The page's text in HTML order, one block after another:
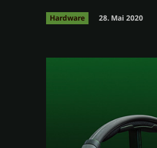
Hardware 28. Mai 2020